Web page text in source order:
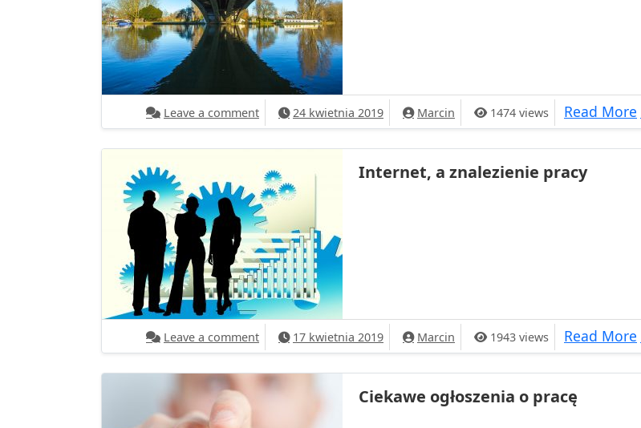
Leave a commenton Praca w Holandii czeka na ciebie
24 kwietnia 2019 Marcin 1474 views Read More
Internet, a znalezienie pracy
Leave a commenton Internet, a znalezienie pracy
17 kwietnia 2019 Marcin 1943 views Read More
Ciekawe ogłoszenia o pracę